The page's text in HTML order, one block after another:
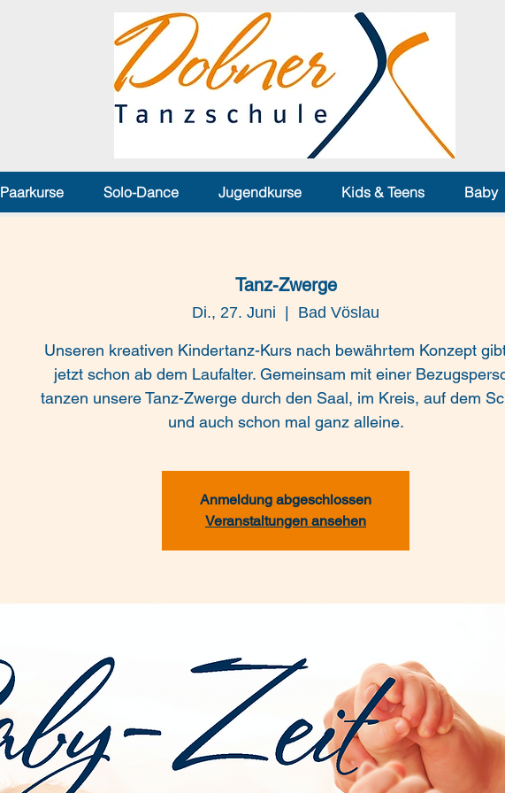
Paarkurse Solo-Dance Jugendkurse Kids & Teens Baby
Tanz-Zwerge
Di., 27. Juni Bad Vöslau
Unseren kreativen Kindertanz-Kurs nach bewährtem Konzept
jetzt schon ab dem Laufalter. Gemeinsam mit einer
tanzen unsere Tanz-Zwerge durch den Saal, im Kreis, auf dem
und auch schon mal ganz alleine.
Anmeldung abgeschlossen
Veranstaltungen ansehen